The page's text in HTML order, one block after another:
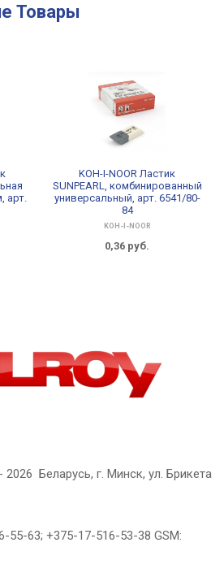
Товары
арт.
KOH-I-NOOR Ластик
SUNPEARL, комбинированный
универсальный, арт. 6541/80-
84
KOH-I-NOOR
0,36 руб.
Беларусь, г. Минск, ул. Брикета
55-63; +375-17-516-53-38 GSM: